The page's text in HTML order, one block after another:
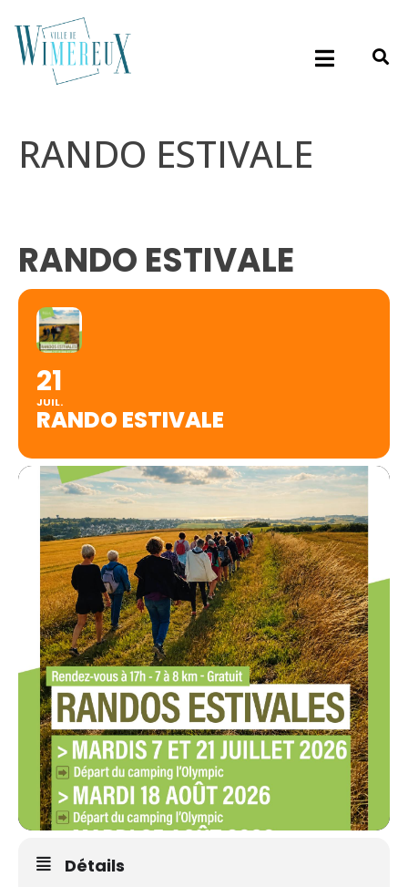
RANDO ESTIVALE
RANDO ESTIVALE
21
JUIL.
RANDO ESTIVALE
Détails